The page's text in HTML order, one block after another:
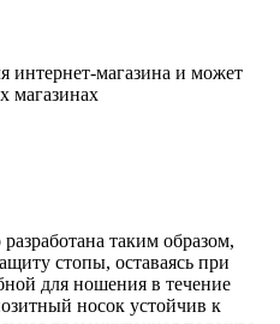
интернет-магазина и может
магазинах
таким образом,
стопы, оставаясь при
для ношения в течение
носок устойчив к